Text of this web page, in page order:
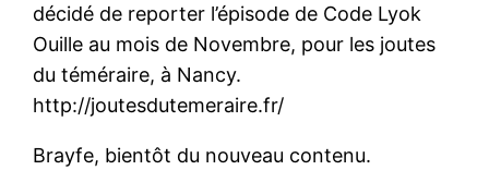
décidé de reporter l’épisode de Code Lyok
Ouille au mois de Novembre, pour les joutes
du téméraire, à Nancy.
http://joutesdutemeraire.fr/
Brayfe, bientôt du nouveau contenu.